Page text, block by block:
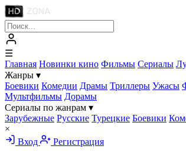
☰
Главная Новинки кино Фильмы Сериалы
Жанры ▾
Боевики Комедии Драмы Триллеры Ужасы
Мультфильмы Дорамы
Сериалы по жанрам ▾
Зарубежные Русские Турецкие Боевики
×
Вход
Регистрация